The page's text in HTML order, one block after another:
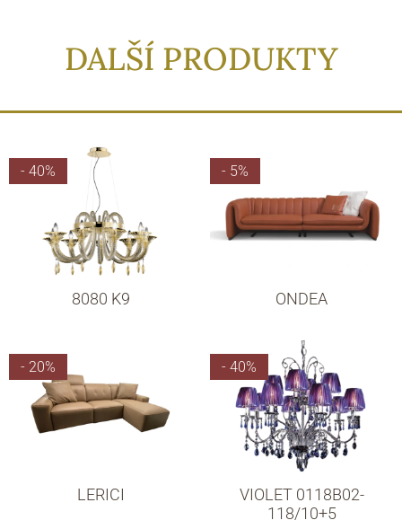
DALŠÍ PRODUKTY
- 40%
8080 K9
- 5%
ONDEA
- 20%
LERICI
- 40%
VIOLET 0118B02-
118/10+5